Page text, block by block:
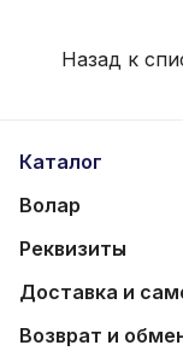
Назад к
Каталог
Волар
Реквизиты
Доставка и
Возврат и